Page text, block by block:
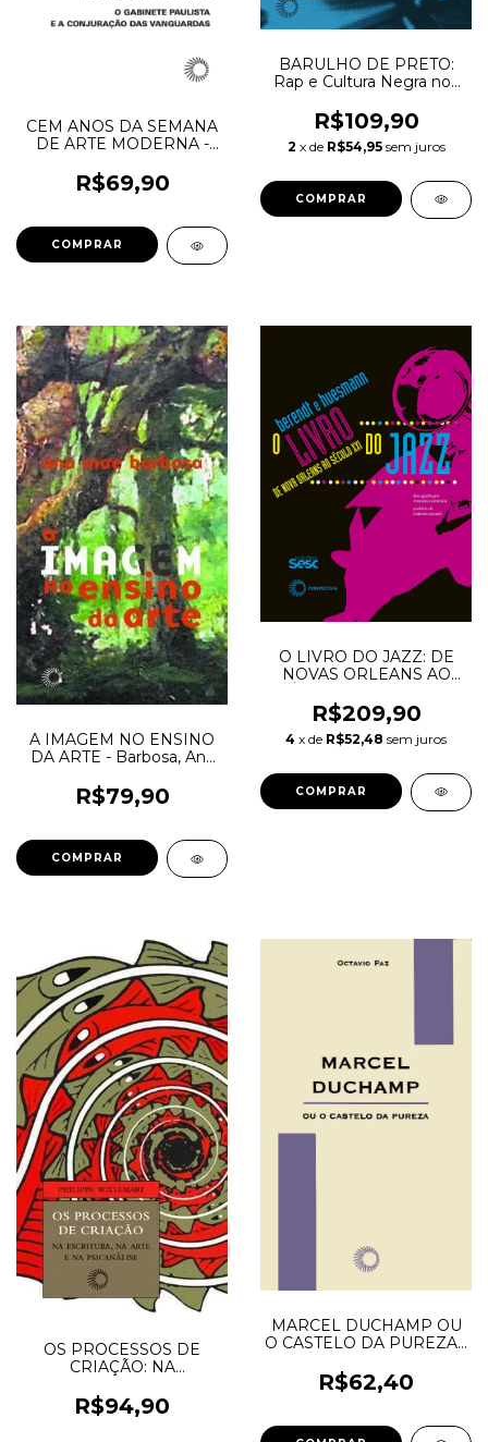
CEM ANOS DA SEMANA
DE ARTE MODERNA -
R$69,90
BARULHO DE PRETO:
Rap e Cultura Negra nos
Contemporâneos - Tricia
Rose
R$109,90
2 x de R$54,95 sem juros
A IMAGEM NO ENSINO
DA ARTE - Barbosa, Ana
R$79,90
O LIVRO DO JAZZ: DE
NOVAS ORLEANS AO
Joachim-Ernst; Huesman,
Gunther
R$209,90
4 x de R$52,48 sem juros
OS PROCESSOS DE
CRIAÇÃO: NA
NA PSICANÁLISE -
Willemart, Philippe
R$94,90
MARCEL DUCHAMP OU
O CASTELO DA PUREZA -
R$62,40